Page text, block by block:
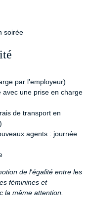
soirée
par l’employeur)
avec une prise en charge
de transport en
agents : journée
de l'égalité entre les
féminines et
la même attention.